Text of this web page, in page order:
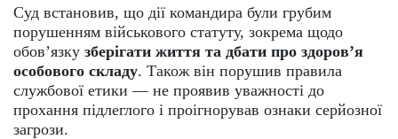
Суд встановив, що дії командира були грубим
порушенням військового статуту, зокрема щодо
обов’язку зберігати життя та дбати про здоров’я
особового складу. Також він порушив правила
службової етики — не проявив уважності до
прохання підлеглого і проігнорував ознаки серйозної
загрози.